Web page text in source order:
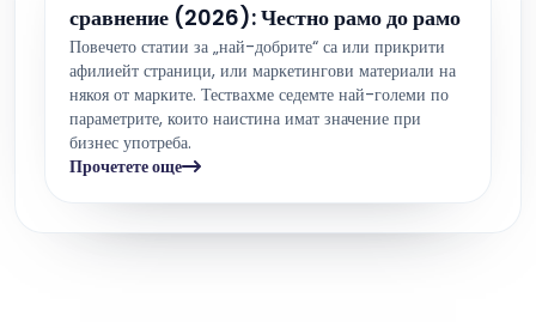
сравнение (2026): Честно рамо до рамо
Повечето статии за „най-добрите“ са или прикрити
афилиейт страници, или маркетингови материали на
някоя от марките. Тествахме седемте най-големи по
параметрите, които наистина имат значение при
бизнес употреба.
Прочетете още